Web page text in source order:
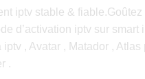
iptv stable &
d’activation iptv sur
, Avatar , Matador ,
.